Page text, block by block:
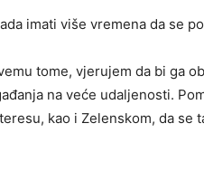
imati više vremena da se
tome, vjerujem da bi ga
na veće udaljenosti.
kao i Zelenskom, da se